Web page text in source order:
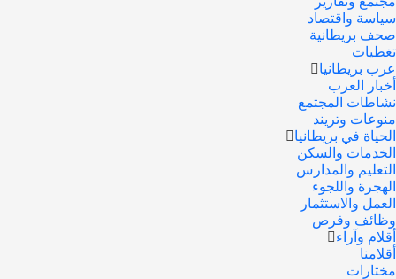
سياسة واقتصاد
صحف بريطانية
تغطيات
عرب بريطانيا
أخبار العرب
نشاطات المجتمع
منوعات وتريند
الحياة في بريطانيا
الخدمات والسكن
التعليم والمدارس
الهجرة واللجوء
العمل والاستثمار
وظائف وفرص
أقلام وآراء
أقلامنا
مختارات